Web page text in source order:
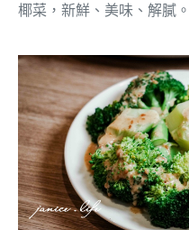
椰菜，新鮮、美味、解膩。